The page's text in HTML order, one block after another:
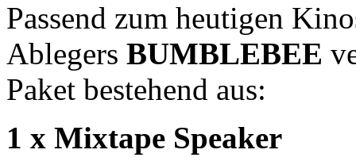
Passend zum heutigen
Ablegers BUMBLEBEE
Paket bestehend aus:
1 x Mixtape Speaker